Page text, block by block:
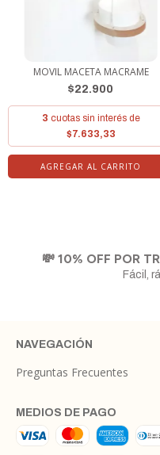
MOVIL MACETA MACRAME
$22.900
3 cuotas sin interés de
$7.633,33
💸 10% OFF POR
Fácil,
NAVEGACIÓN
Preguntas Frecuentes
MEDIOS DE PAGO